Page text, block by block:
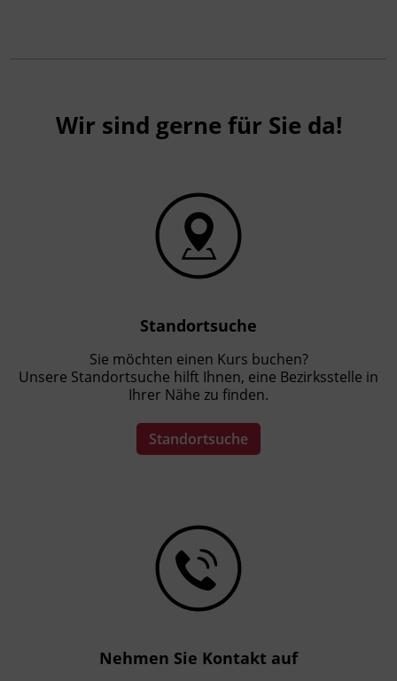
Wir sind gerne für Sie da!
Standortsuche
Sie möchten einen Kurs buchen?
Unsere Standortsuche hilft Ihnen, eine Bezirksstelle in
Ihrer Nähe zu finden.
Standortsuche
Nehmen Sie Kontakt auf